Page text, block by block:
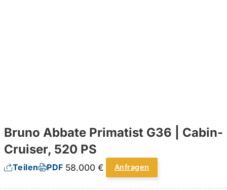
Bruno Abbate Primatist G36 | Cabin-
Cruiser, 520 PS
Teilen PDF 58.000 € Anfragen